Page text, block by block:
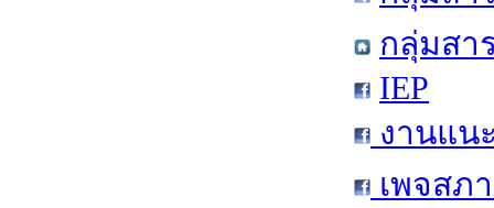
กลุ่มสา
IEP
งานแน
เพจสภ